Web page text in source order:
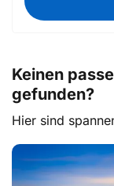
Keinen
gefunden?
Hier sind